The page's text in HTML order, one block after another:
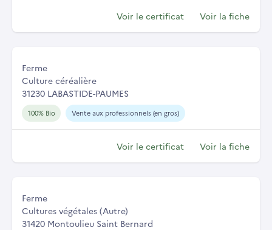
Voir le certificat Voir la fiche
Ferme
Culture céréalière
31230 LABASTIDE-PAUMES
100% Bio Vente aux professionnels (en gros)
Voir le certificat Voir la fiche
Ferme
Cultures végétales (Autre)
31420 Montoulieu Saint Bernard